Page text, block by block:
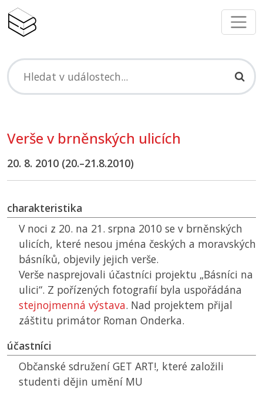
Verše v brněnských ulicích
20. 8. 2010 (20.–21.8.2010)
charakteristika
V noci z 20. na 21. srpna 2010 se v brněnských
ulicích, které nesou jména českých a moravských
básníků, objevily jejich verše.
Verše nasprejovali účastníci projektu „Básníci na
ulici“. Z pořízených fotografií byla uspořádána
stejnojmenná výstava. Nad projektem přijal
záštitu primátor Roman Onderka.
účastníci
Občanské sdružení GET ART!, které založili
studenti dějin umění MU